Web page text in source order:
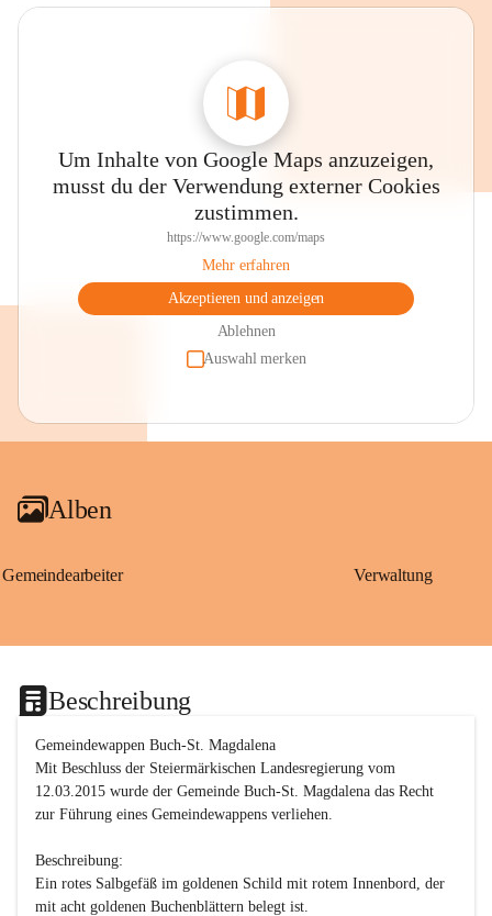
Um Inhalte von Google Maps anzuzeigen,
musst du der Verwendung externer Cookies
zustimmen.
https://www.google.com/maps
Mehr erfahren
Akzeptieren und anzeigen
Ablehnen
Auswahl merken
Alben
Gemeindearbeiter Verwaltung
Beschreibung
Gemeindewappen Buch-St. Magdalena
Mit Beschluss der Steiermärkischen Landesregierung vom
12.03.2015 wurde der Gemeinde Buch-St. Magdalena das Recht
zur Führung eines Gemeindewappens verliehen.
Beschreibung:
Ein rotes Salbgefäß im goldenen Schild mit rotem Innenbord, der
mit acht goldenen Buchenblättern belegt ist.